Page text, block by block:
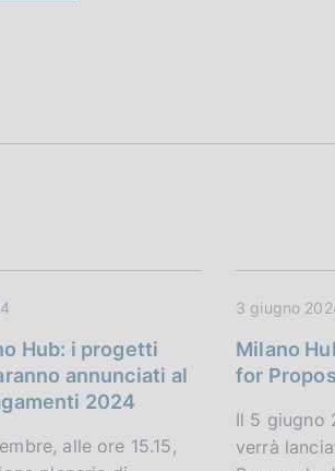
Hub: i progetti
annunciati al
2024
alle ore 15.15,
3 giugno
Milano
for
Il 5 giugno
verrà